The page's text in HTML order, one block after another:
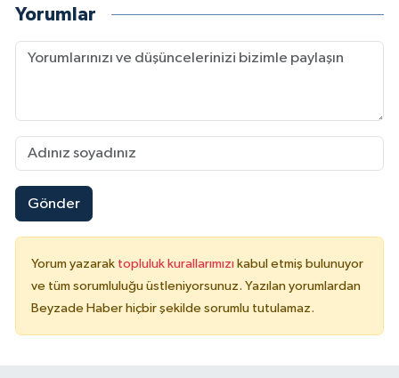
Yorumlar
Gönder
Yorum yazarak topluluk kurallarımızı kabul etmiş bulunuyor
ve tüm sorumluluğu üstleniyorsunuz. Yazılan yorumlardan
Beyzade Haber hiçbir şekilde sorumlu tutulamaz.